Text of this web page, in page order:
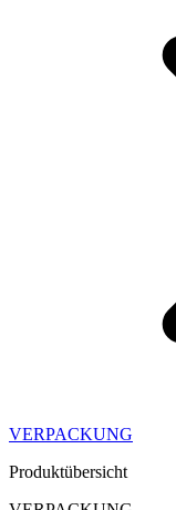
VERPACKUNG
Produktübersicht